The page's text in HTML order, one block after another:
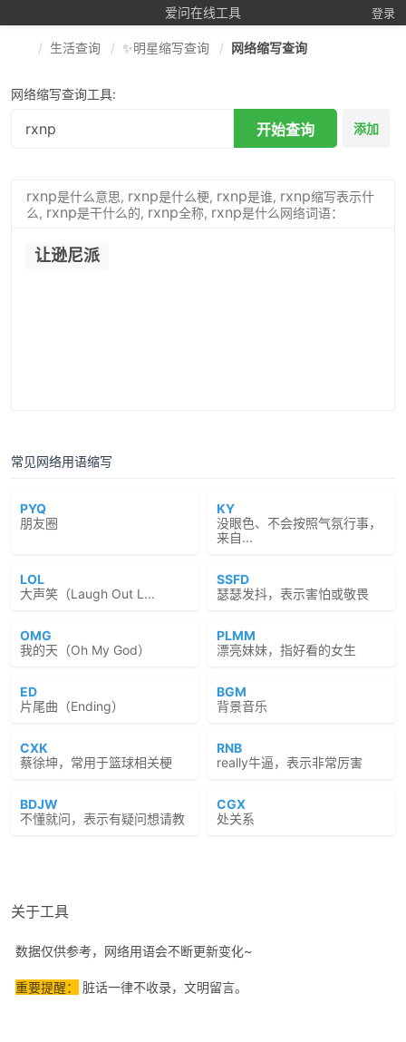
爱问在线工具 登录
生活查询 ✨明星缩写查询 网络缩写查询
网络缩写查询工具:
开始查询 添加
rxnp是什么意思, rxnp是什么梗, rxnp是谁, rxnp缩写表示什
么, rxnp是干什么的, rxnp全称, rxnp是什么网络词语：
让逊尼派
常见网络用语缩写
PYQ
朋友圈
KY
没眼色、不会按照气氛行事，
来自...
LOL
大声笑（Laugh Out L...
SSFD
瑟瑟发抖，表示害怕或敬畏
OMG
我的天（Oh My God）
PLMM
漂亮妹妹，指好看的女生
ED
片尾曲（Ending）
BGM
背景音乐
CXK
蔡徐坤，常用于篮球相关梗
RNB
really牛逼，表示非常厉害
BDJW
不懂就问，表示有疑问想请教
CGX
处关系
关于工具
数据仅供参考，网络用语会不断更新变化~
重要提醒： 脏话一律不收录，文明留言。